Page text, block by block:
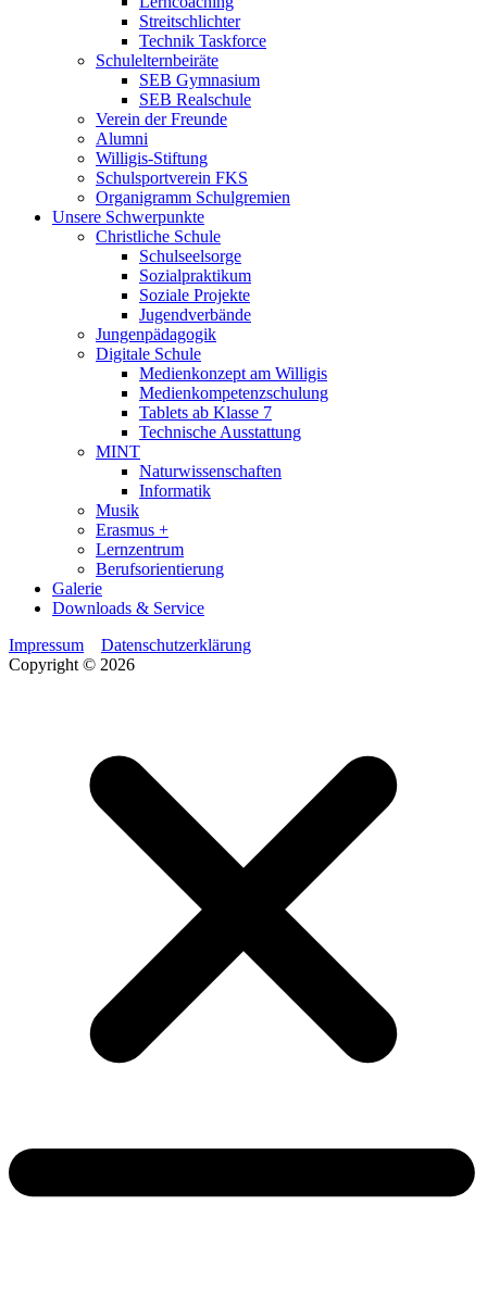
Streitschlichter
Technik Taskforce
Schulelternbeiräte
SEB Gymnasium
SEB Realschule
Verein der Freunde
Alumni
Willigis-Stiftung
Schulsportverein FKS
Organigramm Schulgremien
Unsere Schwerpunkte
Christliche Schule
Schulseelsorge
Sozialpraktikum
Soziale Projekte
Jugendverbände
Jungenpädagogik
Digitale Schule
Medienkonzept am Willigis
Medienkompetenzschulung
Tablets ab Klasse 7
Technische Ausstattung
MINT
Naturwissenschaften
Informatik
Musik
Erasmus +
Lernzentrum
Berufsorientierung
Galerie
Downloads & Service
Impressum
Datenschutzerklärung
Copyright © 2026